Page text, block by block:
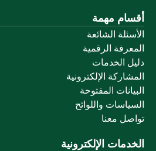
أقسام مهمة
الأسئلة الشائعة
المعرفة الرقمية
دليل الخدمات
المشاركة الإلكترونية
البيانات المفتوحة
السياسات واللوائح
تواصل معنا
الخدمات الإلكترونية